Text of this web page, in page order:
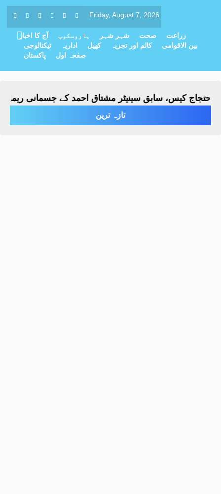
Friday, August 7, 2026
آج کا اخبار ہاروسکوپ شہر شہر صحت
زراعت
ٹیکنالوجی
اداریہ کھیل کالم اور تجزیہ
بین الاقوامی
پاکستان
صفحہ اول
کیس، سابق سینیٹر مشتاق احمد کے جسمانی ریمانڈ میں 4 روز کی
تازہ ترین